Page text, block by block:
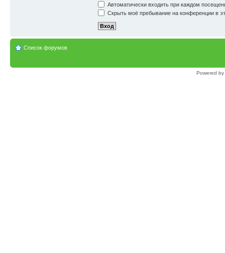
Автоматически входить при каждом
Скрыть моё пребывание на конференции в
Список форумов
Powered by